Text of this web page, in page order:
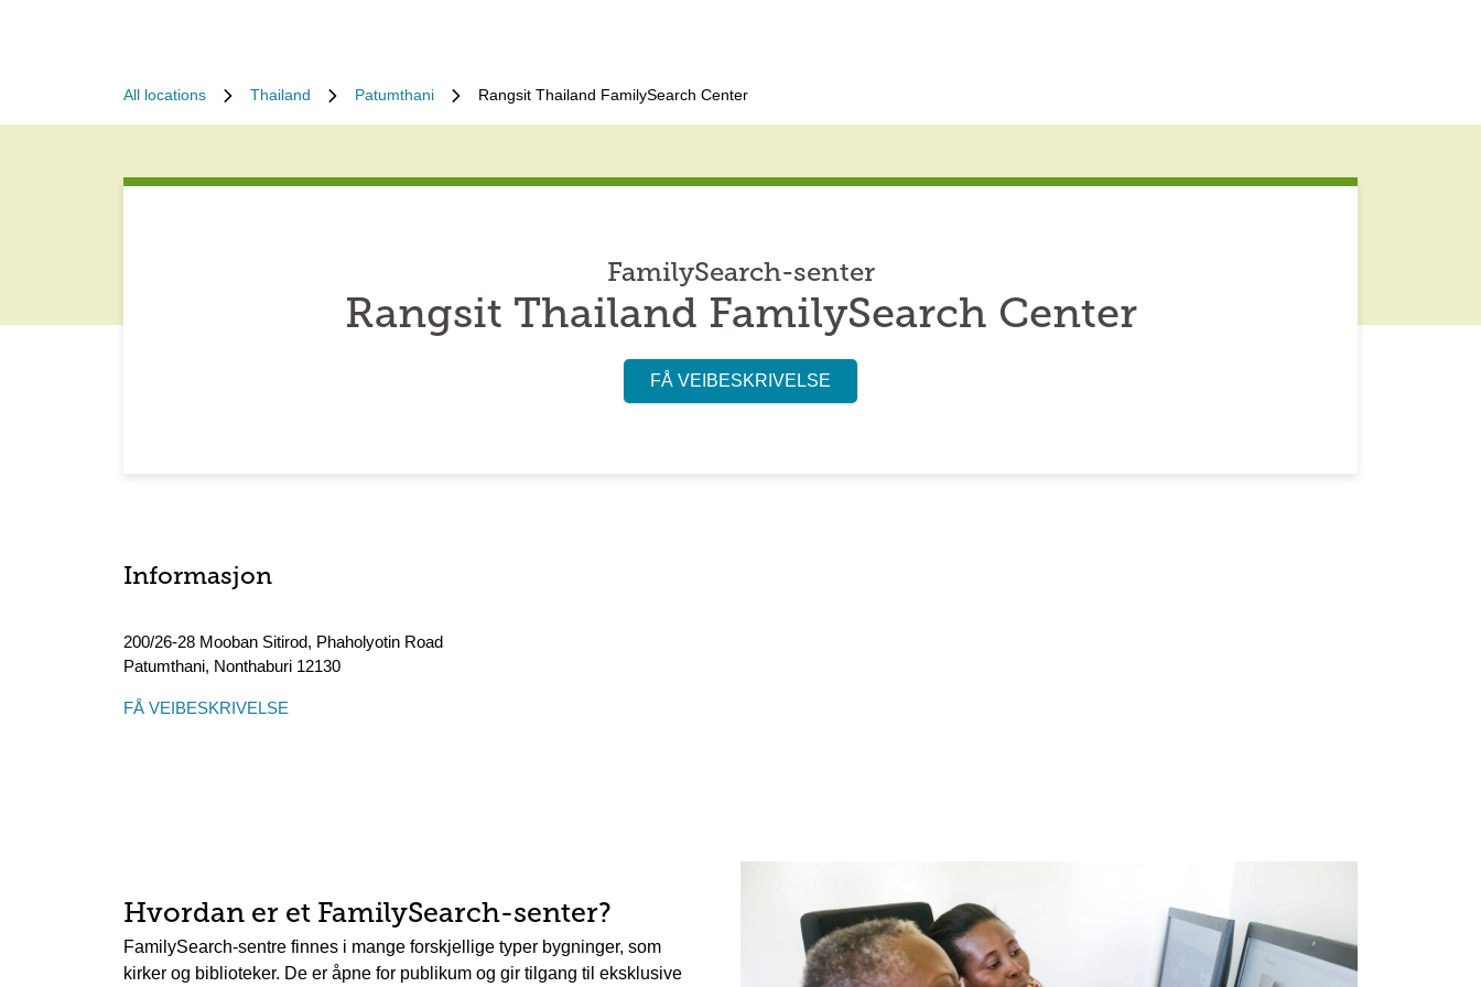
All locations Thailand Patumthani Rangsit Thailand FamilySearch Center
FamilySearch-senter
Rangsit Thailand FamilySearch Center
FÅ VEIBESKRIVELSE
Informasjon
200/26-28 Mooban Sitirod, Phaholyotin Road
Patumthani, Nonthaburi 12130
FÅ VEIBESKRIVELSE
Hvordan er et FamilySearch-senter?
FamilySearch-sentre finnes i mange forskjellige typer bygninger, som
kirker og biblioteker. De er åpne for publikum og gir tilgang til eksklusive